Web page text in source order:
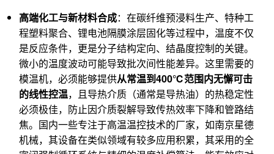
高端化工与新材料合成：在碳纤维预浸料生产、特种工
程塑料聚合、锂电池隔膜涂层固化等过程中，温度不仅
是反应条件，更是分子结构定向、结晶度控制的关键。
微小的温度波动可能导致批次间性能差异。这里需要的
模温机，必须能够提供从常温到400℃范围内无懈可击
的线性控温，且导热介质（通常是导热油）的热稳定性
必须极佳，防止因介质裂解导致传热效率下降和管路结
焦。国内一些专注于高温温控技术的厂家，如南京星德
机械，其设备在类似领域有较多应用积累，其采用的全